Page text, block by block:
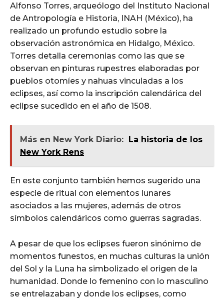
Alfonso Torres, arqueólogo del Instituto Nacional
de Antropología e Historia, INAH (México), ha
realizado un profundo estudio sobre la
observación astronómica en Hidalgo, México.
Torres detalla ceremonias como las que se
observan en pinturas rupestres elaboradas por
pueblos otomíes y nahuas vinculadas a los
eclipses, así como la inscripción calendárica del
eclipse sucedido en el año de 1508.
Más en New York Diario: La historia de los
New York Rens
En este conjunto también hemos sugerido una
especie de ritual con elementos lunares
asociados a las mujeres, además de otros
símbolos calendáricos como guerras sagradas.
A pesar de que los eclipses fueron sinónimo de
momentos funestos, en muchas culturas la unión
del Sol y la Luna ha simbolizado el origen de la
humanidad. Donde lo femenino con lo masculino
se entrelazaban y donde los eclipses, como